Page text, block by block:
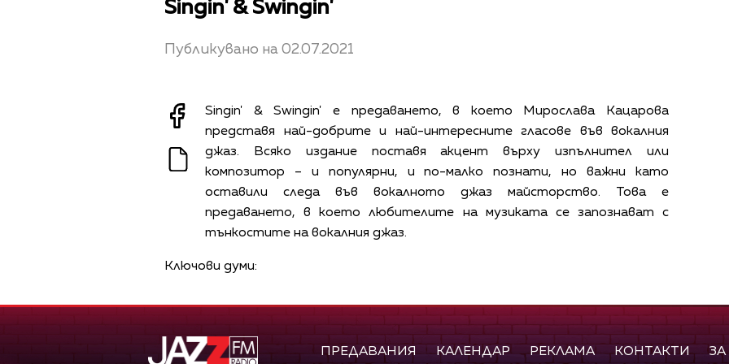
Singin' & Swingin'
Публикувано на 02.07.2021
Singin' & Swingin' е предаването, в което Мирослава Кацарова
представя най-добрите и най-интересните гласове във вокалния
джаз. Всяко издание поставя акцент върху изпълнител или
композитор – и популярни, и по-малко познати, но важни като
оставили следа във вокалното джаз майсторство. Това е
предаването, в което любителите на музиката се запознават с
тънкостите на вокалния джаз.
Ключови думи:
ПРЕДАВАНИЯ КАЛЕНДАР РЕКЛАМА КОНТАКТИ ЗА